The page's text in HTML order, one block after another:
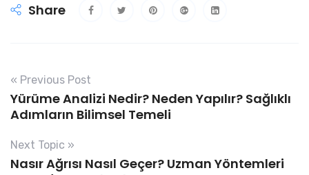
Share
« Previous Post
Yürüme Analizi Nedir? Neden Yapılır? Sağlıklı
Adımların Bilimsel Temeli
Next Topic »
Nasır Ağrısı Nasıl Geçer? Uzman Yöntemleri